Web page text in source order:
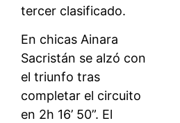
tercer clasificado.
En chicas Ainara
Sacristán se alzó con
el triunfo tras
completar el circuito
en 2h 16’ 50”. El